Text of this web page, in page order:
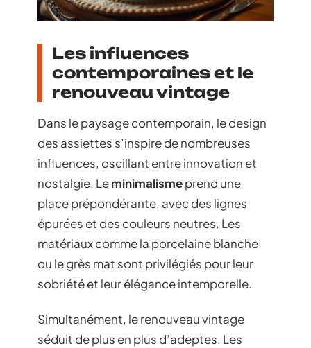
Les influences
contemporaines et le
renouveau vintage
Dans le paysage contemporain, le design
des assiettes s’inspire de nombreuses
influences, oscillant entre innovation et
nostalgie. Leminimalismeprend une
place prépondérante, avec des lignes
épurées et des couleurs neutres. Les
matériaux comme la porcelaine blanche
ou le grès mat sont privilégiés pour leur
sobriété et leur élégance intemporelle.
Simultanément, le renouveau vintage
séduit de plus en plus d’adeptes. Les